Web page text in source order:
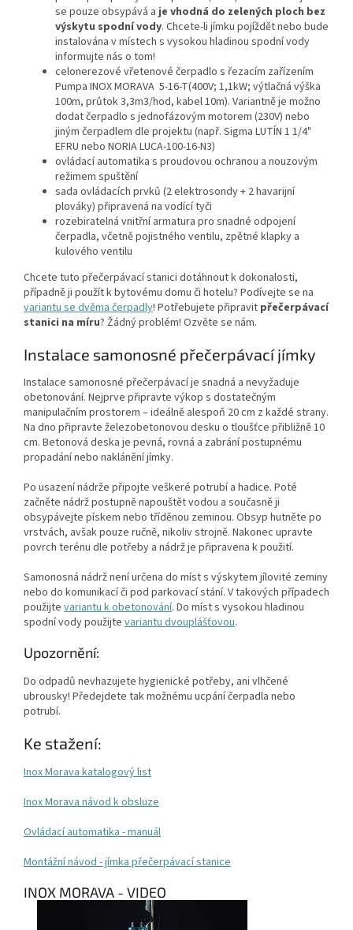
se pouze obsypává a je vhodná do zelených ploch bez
výskytu spodní vody. Chcete-li jímku pojíždět nebo bude
instalována v místech s vysokou hladinou spodní vody
informujte nás o tom!
celonerezové vřetenové čerpadlo s řezacím zařízením
Pumpa INOX MORAVA 5-16-T(400V; 1,1kW; výtlačná výška
100m, průtok 3,3m3/hod, kabel 10m). Variantně je možno
dodat čerpadlo s jednofázovým motorem (230V) nebo
jiným čerpadlem dle projektu (např. Sigma LUTÍN 1 1/4"
EFRU nebo NORIA LUCA-100-16-N3)
ovládací automatika s proudovou ochranou a nouzovým
režimem spuštění
sada ovládacích prvků (2 elektrosondy + 2 havarijní
plováky) připravená na vodící tyči
rozebiratelná vnitřní armatura pro snadné odpojení
čerpadla, včetně pojistného ventilu, zpětné klapky a
kulového ventilu
Chcete tuto přečerpávací stanici dotáhnout k dokonalosti,
případně ji použít k bytovému domu či hotelu? Podívejte se na
variantu se dvěma čerpadly! Potřebujete připravit přečerpávací
stanici na míru? Žádný problém! Ozvěte se nám.
Instalace samonosné přečerpávací jímky
Instalace samonosné přečerpávací je snadná a nevyžaduje
obetonování. Nejprve připravte výkop s dostatečným
manipulačním prostorem – ideálně alespoň 20 cm z každé strany.
Na dno připravte železobetonovou desku o tloušťce přibližně 10
cm. Betonová deska je pevná, rovná a zabrání postupnému
propadání nebo naklánění jímky.
Po usazení nádrže připojte veškeré potrubí a hadice. Poté
začněte nádrž postupně napouštět vodou a současně ji
obsypávejte pískem nebo tříděnou zeminou. Obsyp hutněte po
vrstvách, avšak pouze ručně, nikoliv strojně. Nakonec upravte
povrch terénu dle potřeby a nádrž je připravena k použití.
Samonosná nádrž není určena do míst s výskytem jílovité zeminy
nebo do komunikací či pod parkovací stání. V takových případech
použijte variantu k obetonování. Do míst s vysokou hladinou
spodní vody použijte variantu dvouplášťovou.
Upozornění:
Do odpadů nevhazujete hygienické potřeby, ani vlhčené
ubrousky! Předejdete tak možnému ucpání čerpadla nebo
potrubí.
Ke stažení:
Inox Morava katalogový list
Inox Morava návod k obsluze
Ovládací automatika - manuál
Montážní návod - jímka přečerpávací stanice
INOX MORAVA - VIDEO